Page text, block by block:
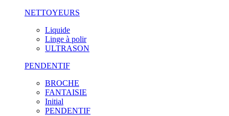
NETTOYEURS
Liquide
Linge à polir
ULTRASON
PENDENTIF
BROCHE
FANTAISIE
Initial
PENDENTIF